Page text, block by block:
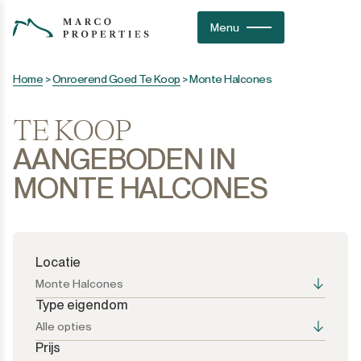
Menu
Home >Onroerend Goed Te Koop >Monte Halcones
TE KOOP
AANGEBODEN IN
MONTE HALCONES
Locatie
Monte Halcones
Alle opties
Type eigendom
Alle opties
Alle opties
Prijs